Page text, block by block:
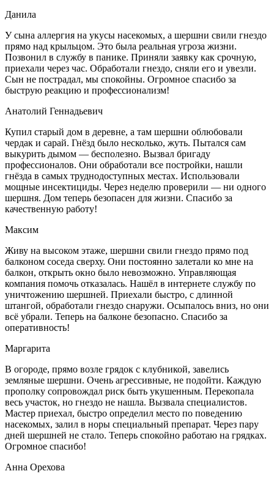
Данила
У сына аллергия на укусы насекомых, а шершни свили гнездо
прямо над крыльцом. Это была реальная угроза жизни.
Позвонил в службу в панике. Приняли заявку как срочную,
приехали через час. Обработали гнездо, сняли его и увезли.
Сын не пострадал, мы спокойны. Огромное спасибо за
быструю реакцию и профессионализм!
Анатолий Геннадьевич
Купил старый дом в деревне, а там шершни облюбовали
чердак и сарай. Гнёзд было несколько, жуть. Пытался сам
выкурить дымом — бесполезно. Вызвал бригаду
профессионалов. Они обработали все постройки, нашли
гнёзда в самых труднодоступных местах. Использовали
мощные инсектициды. Через неделю проверили — ни одного
шершня. Дом теперь безопасен для жизни. Спасибо за
качественную работу!
Максим
Живу на высоком этаже, шершни свили гнездо прямо под
балконом соседа сверху. Они постоянно залетали ко мне на
балкон, открыть окно было невозможно. Управляющая
компания помочь отказалась. Нашёл в интернете службу по
уничтожению шершней. Приехали быстро, с длинной
штангой, обработали гнездо снаружи. Осыпалось вниз, но они
всё убрали. Теперь на балконе безопасно. Спасибо за
оперативность!
Маргарита
В огороде, прямо возле грядок с клубникой, завелись
земляные шершни. Очень агрессивные, не подойти. Каждую
прополку сопровождал риск быть укушенным. Перекопала
весь участок, но гнездо не нашла. Вызвала специалистов.
Мастер приехал, быстро определил место по поведению
насекомых, залил в норы специальный препарат. Через пару
дней шершней не стало. Теперь спокойно работаю на грядках.
Огромное спасибо!
Анна Орехова